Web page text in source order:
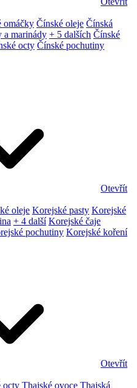
omáčky Čínské oleje Čínská
a marinády + 5 dalších Čínské
octy Čínské pochutiny
Otevřít
oleje Korejské pasty Korejské
+ 4 další Korejské čaje
pochutiny Korejské koření
Otevřít
octy Thajské ovoce Thajská